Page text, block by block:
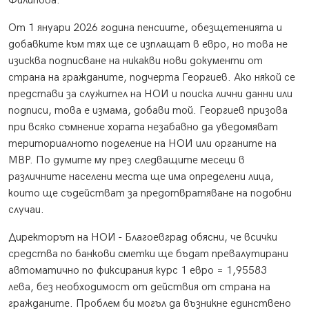
От 1 януари 2026 година пенсиите, обезщетенията и
добавките към тях ще се изплащат в евро, но това не
изисква подписване на никакви нови документи от
страна на гражданите, подчерта Георгиев. Ако някой се
представи за служител на НОИ и поиска лични данни или
подписи, това е измама, добави той. Георгиев призова
при всяко съмнение хората незабавно да уведомяват
териториалното поделение на НОИ или органите на
МВР. По думите му през следващите месеци в
различните населени места ще има определени лица,
които ще съдействат за предотвратяване на подобни
случаи.
Директорът на НОИ - Благоевград обясни, че всички
средства по банкови сметки ще бъдат превалутирани
автоматично по фиксирания курс 1 евро = 1,95583
лева, без необходимост от действия от страна на
гражданите. Проблем би могъл да възникне единствено